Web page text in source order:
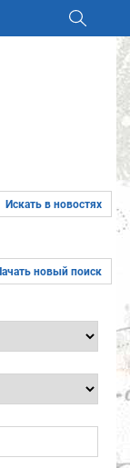
Искать в новостях
новый поиск